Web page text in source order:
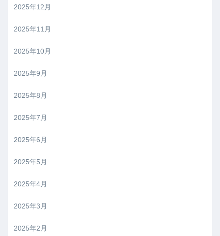
2025年12月
2025年11月
2025年10月
2025年9月
2025年8月
2025年7月
2025年6月
2025年5月
2025年4月
2025年3月
2025年2月